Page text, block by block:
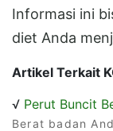
Informasi ini
diet Anda
Artikel Terkait
√ Perut Buncit
Berat badan